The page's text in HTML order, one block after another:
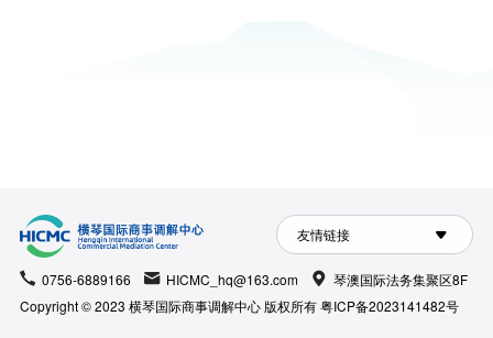
友情链接
0756-6889166 HICMC_hq@163.com
琴澳国际法务集聚区8F
Copyright © 2023 横琴国际商事调解中心 版权所有粤ICP备2023141482号